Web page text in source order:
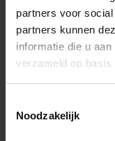
partners voor
partners kunnen
informatie die u
verzameld op
Noodzakelijk